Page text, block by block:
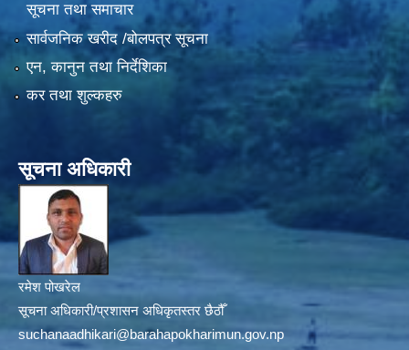
सूचना तथा समाचार
सार्वजनिक खरीद /बोलपत्र सूचना
एन, कानुन तथा निर्देशिका
कर तथा शुल्कहरु
सूचना अधिकारी
रमेश पोखरेल
सूचना अधिकारी/प्रशासन अधिकृतस्तर छैठौँ
suchanaadhikari@barahapokharimun.gov.np